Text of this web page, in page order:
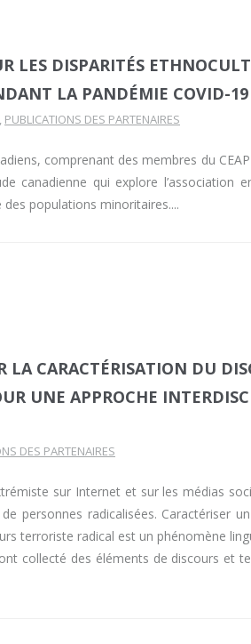
LES DISPARITÉS
LA PANDÉMIE COVID-19
, PUBLICATIONS DES PARTENAIRES
comprenant des membres du
canadienne qui explore l’association
populations minoritaires.
LA CARACTÉRISATION DU
UNE APPROCHE
DES PARTENAIRES
sur Internet et sur les médias
personnes radicalisées. Caractériser
terroriste radical est un phénomène
collecté des éléments de discours et